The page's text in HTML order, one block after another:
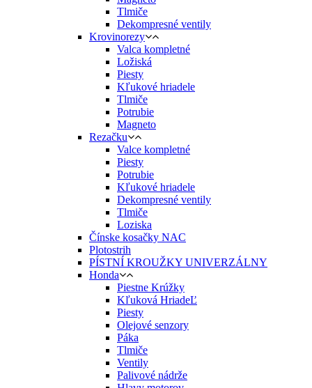
Tlmiče
Dekompresné ventily
Krovinorezy
Valca kompletné
Ložiská
Piesty
Kľukové hriadele
Tlmiče
Potrubie
Magneto
Rezačku
Valce kompletné
Piesty
Potrubie
Kľukové hriadele
Dekompresné ventily
Tlmiče
Loziska
Čínske kosačky NAC
Plotostrih
PÍSTNÍ KROUŽKY UNIVERZÁLNY
Honda
Piestne Krúžky
Kľuková HriadeĽ
Piesty
Olejové senzory
Páka
Tlmiče
Ventily
Palivové nádrže